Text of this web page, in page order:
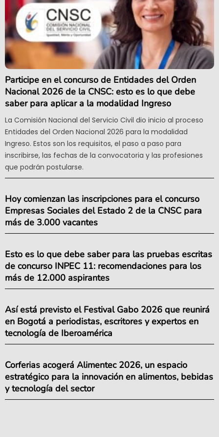
Participe en el concurso de Entidades del Orden
Nacional 2026 de la CNSC: esto es lo que debe
saber para aplicar a la modalidad Ingreso
La Comisión Nacional del Servicio Civil dio inicio al proceso
Entidades del Orden Nacional 2026 para la modalidad
Ingreso. Estos son los requisitos, el paso a paso para
inscribirse, las fechas de la convocatoria y las profesiones
que podrán postularse.
Hoy comienzan las inscripciones para el concurso
Empresas Sociales del Estado 2 de la CNSC para
más de 3.000 vacantes
Esto es lo que debe saber para las pruebas escritas
de concurso INPEC 11: recomendaciones para los
más de 12.000 aspirantes
Así está previsto el Festival Gabo 2026 que reunirá
en Bogotá a periodistas, escritores y expertos en
tecnología de Iberoamérica
Corferias acogerá Alimentec 2026, un espacio
estratégico para la innovación en alimentos, bebidas
y tecnología del sector